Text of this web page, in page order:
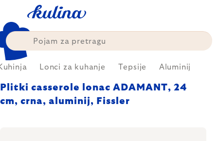
content
Lonci za kuhanje Tepsije Aluminij
Plitki casserole lonac ADAMANT, 24
cm, crna, aluminij, Fissler